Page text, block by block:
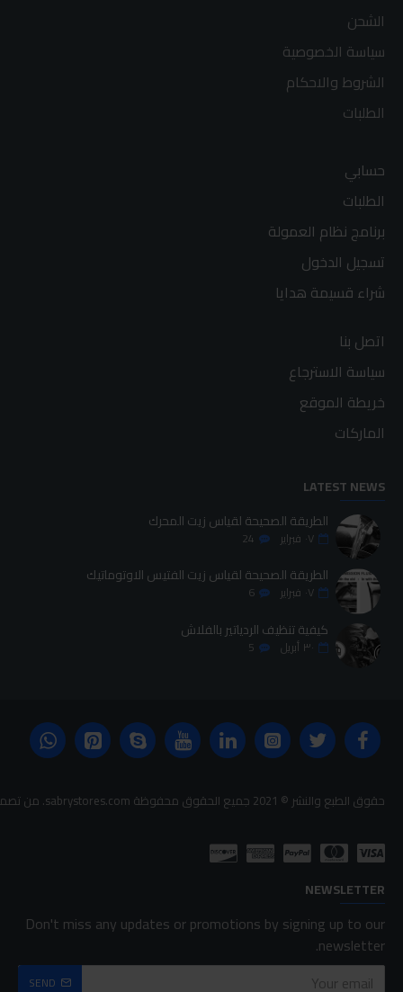
الشحن
سياسة الخصوصية
الشروط والاحكام
الطلبات
حسابي
الطلبات
برنامج نظام العمولة
تسجيل الدخول
شراء قسيمة هدايا
اتصل بنا
سياسة الاسترجاع
خريطة الموقع
الماركات
LATEST NEWS
الطريقة الصحيحة لقياس زيت المحرك
٠٧ فبراير 24
الطريقة الصحيحة لقياس زيت الفتيس الاوتوماتيك
٠٧ فبراير 6
كيفية تنظيف الردياتير بالفلاش
٣٠ أبريل 5
حقوق الطبع والنشر © 2021 جميع الحقوق محفوظة sabrystores.com. من تصميم-
NEWSLETTER
Don't miss any updates or promotions by signing up to our
newsletter.
SEND